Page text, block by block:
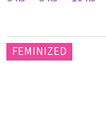
FEMINIZED